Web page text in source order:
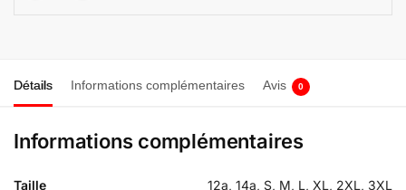
Détails Informations complémentaires Avis 0
Informations complémentaires
Taille 12a, 14a, S, M, L, XL, 2XL, 3XL